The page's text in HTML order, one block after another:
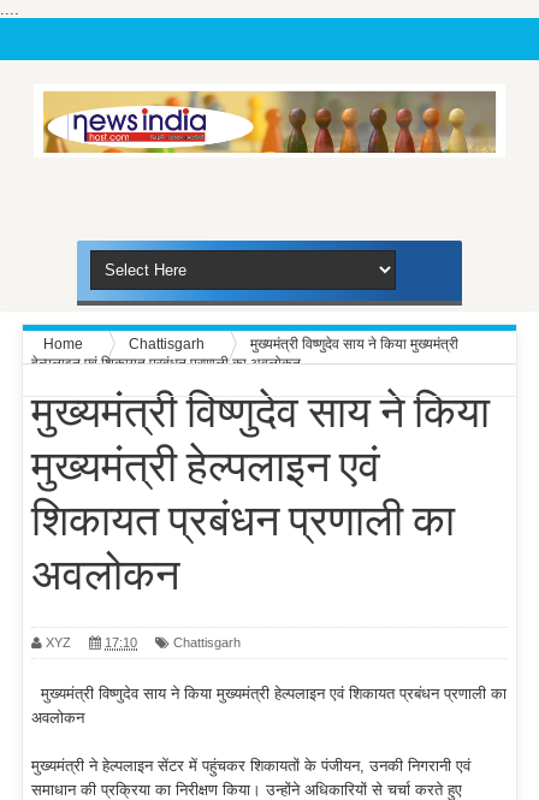
....
Home Chattisgarh
मुख्यमंत्री विष्णुदेव साय ने किया मुख्यमंत्री
हेल्पलाइन एवं शिकायत प्रबंधन प्रणाली का अवलोकन
मुख्यमंत्री विष्णुदेव साय ने किया
मुख्यमंत्री हेल्पलाइन एवं
शिकायत प्रबंधन प्रणाली का
अवलोकन
XYZ 17:10 Chattisgarh
मुख्यमंत्री विष्णुदेव साय ने किया मुख्यमंत्री हेल्पलाइन एवं शिकायत प्रबंधन प्रणाली का
अवलोकन
मुख्यमंत्री ने हेल्पलाइन सेंटर में पहुंचकर शिकायतों के पंजीयन, उनकी निगरानी एवं
समाधान की प्रक्रिया का निरीक्षण किया। उन्होंने अधिकारियों से चर्चा करते हुए